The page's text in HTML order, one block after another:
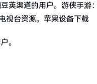
荚渠道的用户。游侠手游
视台资源。苹果设备下载
。